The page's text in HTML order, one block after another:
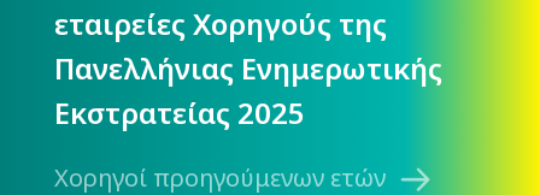
εταιρείες Χορηγούς της
Πανελλήνιας Ενημερωτικής
Εκστρατείας 2025
Χορηγοί προηγούμενων ετών